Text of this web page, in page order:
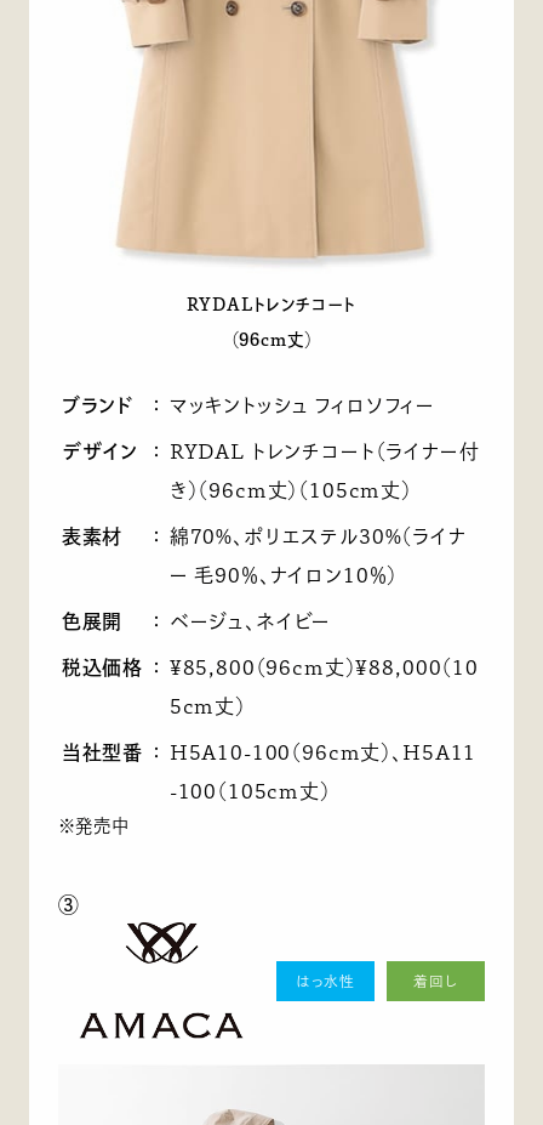
RYDALトレンチコート
（96cm丈）
ブランド ： マッキントッシュ フィロソフィー
デザイン ：
RYDAL トレンチコート（ライナー付
き）（96cm丈）（105cm丈）
表素材 ：
綿70%、ポリエステル30%（ライナ
ー 毛90％、ナイロン10％）
色展開 ： ベージュ、ネイビー
税込価格 ：
¥85,800（96cm丈）¥88,000（10
5cm丈）
当社型番 ：
H5A10-100（96cm丈）、H5A11
-100（105cm丈）
※発売中
③
はっ水性 着回し